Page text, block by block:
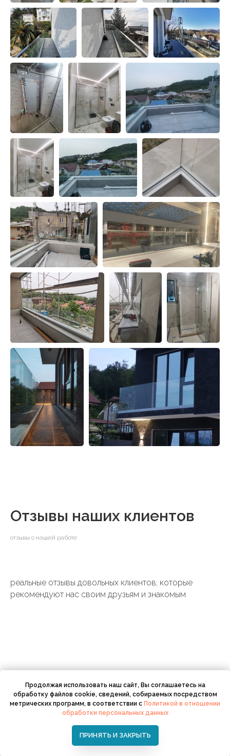
Отзывы наших клиентов
отзывы о нашей работе
реальные отзывы довольных клиентов, которые
рекомендуют нас своим друзьям и знакомым
Собственное производство
конструкций в Сочи
Продолжая использовать наш сайт, Вы соглашаетесь на
обработку файлов cookie, сведений, собираемых посредством
метрических программ, в соответствии с Политикой в отношении
обработки персональных данных
ПРИНЯТЬ И ЗАКРЫТЬ